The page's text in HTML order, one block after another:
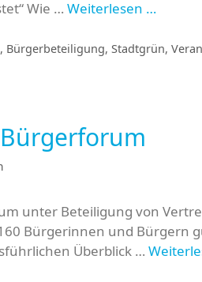
Wie … Weiterlesen …
, Bürgerbeteiligung, Stadtgrün,
unter Beteiligung von
Bürgerinnen und Bürgern
Überblick …